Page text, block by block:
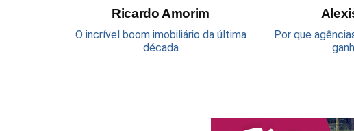
Ricardo Amorim
O incrível boom imobiliário da última
década
Por que